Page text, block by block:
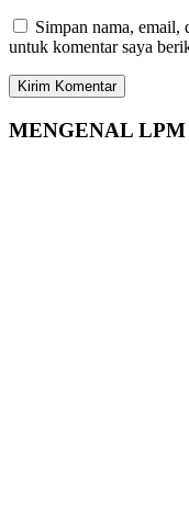
Simpan nama, email,
untuk komentar saya
MENGENAL